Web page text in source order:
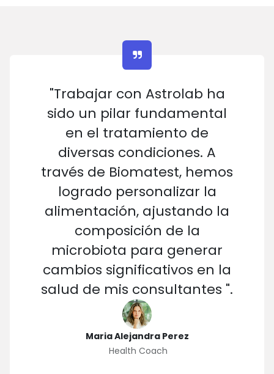
"Trabajar con Astrolab ha
sido un pilar fundamental
en el tratamiento de
diversas condiciones. A
través de Biomatest, hemos
logrado personalizar la
alimentación, ajustando la
composición de la
microbiota para generar
cambios significativos en la
salud de mis consultantes ".
Maria Alejandra Perez
Health Coach